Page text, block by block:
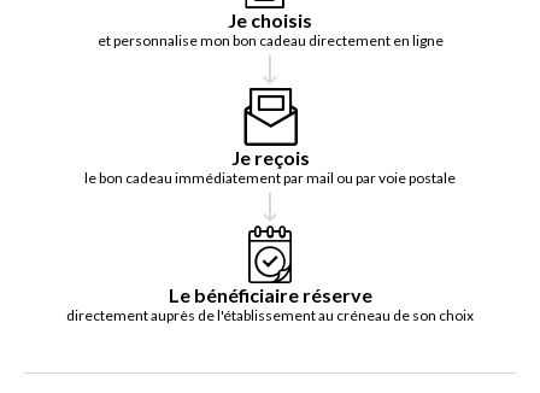
Je choisis
et personnalise mon bon cadeau directement en ligne
Je reçois
le bon cadeau immédiatement par mail ou par voie postale
Le bénéficiaire réserve
directement auprès de l'établissement au créneau de son choix